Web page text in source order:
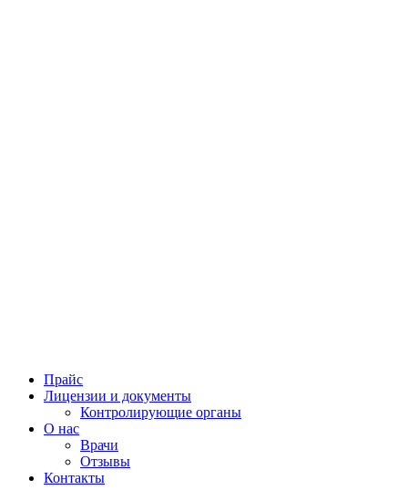
Прайс
Лицензии и документы
Контролирующие органы
О нас
Врачи
Отзывы
Контакты